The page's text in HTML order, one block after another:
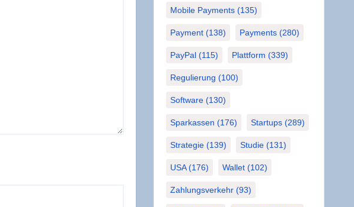
Mobile Payments(135)
Payment(138) Payments(280)
PayPal(115) Plattform (339)
Regulierung (100)
Software(130)
Sparkassen (176) Startups(289)
Strategie(139) Studie(131)
USA(176) Wallet(102)
Zahlungsverkehr(93)